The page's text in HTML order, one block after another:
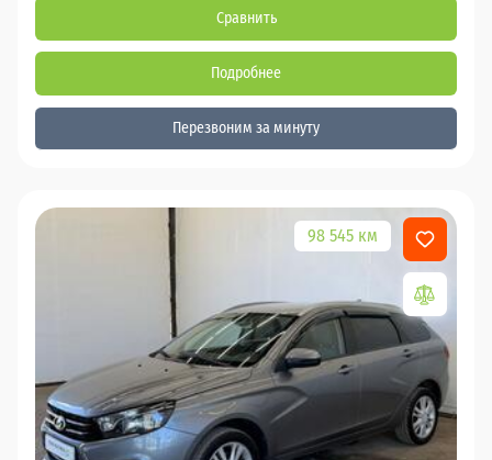
Сравнить
Подробнее
Перезвоним за минуту
98 545 км